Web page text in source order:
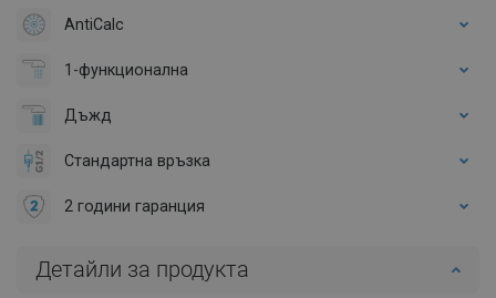
AntiCalc
1-функционална
Дъжд
Стандартна връзка
2 години гаранция
Детайли за продукта